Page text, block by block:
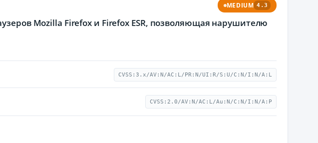
MEDIUM 4.3
Mozilla Firefox и Firefox ESR, позволяющая нарушителю
CVSS:3.x/AV:N/AC:L/PR:N/UI:R/S:U/C:N/I:N/A:L
CVSS:2.0/AV:N/AC:L/Au:N/C:N/I:N/A:P